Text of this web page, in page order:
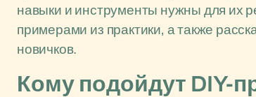
навыки и инструменты нужны для их
примерами из практики, а также
новичков.
Кому подойдут DIY-